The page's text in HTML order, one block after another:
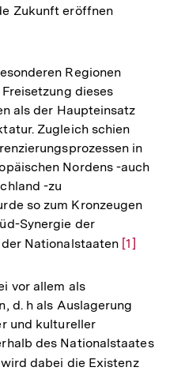
Zukunft eröffnen
Regionen
dieses
als der Haupteinsatz
Zugleich schien
in
Nordens -auch
-zu
so zum Kronzeugen
Synergie der
Nationalstaaten Zur
Fußnote
[1]
vor allem als
d. h als Auslagerung
und kultureller
des Nationalstaates
dabei die Existenz